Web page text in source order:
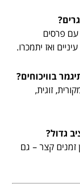
עם פרסים
ואז יתמכרו.
בוויכוחים?
זוגית,
גדול?
זמנים קצר – גם